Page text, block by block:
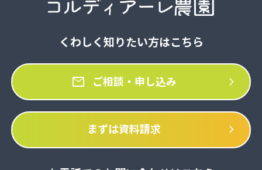
くわしく知りたい方はこちら
mail ご相談・申し込み chevron_right
まずは資料請求 chevron_right